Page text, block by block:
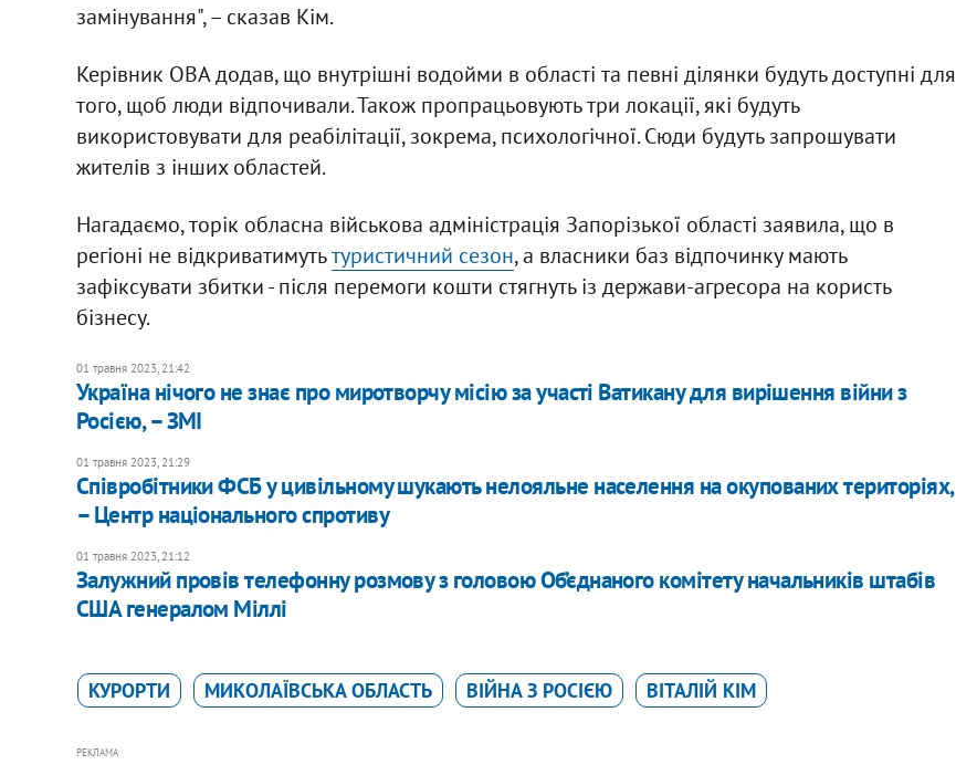
замінування", – сказав Кім.
Керівник ОВА додав, що внутрішні водойми в області та певні ділянки будуть доступні для
того, щоб люди відпочивали. Також пропрацьовують три локації, які будуть
використовувати для реабілітації, зокрема, психологічної. Сюди будуть запрошувати
жителів з інших областей.
Нагадаємо, торік обласна військова адміністрація Запорізької області заявила, що в
регіоні не відкриватимутьтуристичний сезон, а власники баз відпочинку мають
зафіксувати збитки - після перемоги кошти стягнуть із держави-агресора на користь
бізнесу.
01 травня 2023, 21:42
Україна нічого не знає про миротворчу місію за участі Ватикану для вирішення війни з
Росією, – ЗМІ
01 травня 2023, 21:29
Співробітники ФСБ у цивільному шукають нелояльне населення на окупованих територіях,
– Центр національного спротиву
01 травня 2023, 21:12
Залужний провів телефонну розмову з головою Об’єднаного комітету начальників штабів
США генералом Міллі
КУРОРТИ МИКОЛАЇВСЬКА ОБЛАСТЬ ВІЙНА З РОСІЄЮ ВІТАЛІЙ КІМ
РЕКЛАМА